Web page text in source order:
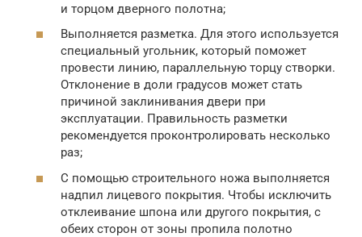
и торцом дверного полотна;
Выполняется разметка. Для этого используется
специальный угольник, который поможет
провести линию, параллельную торцу створки.
Отклонение в доли градусов может стать
причиной заклинивания двери при
эксплуатации. Правильность разметки
рекомендуется проконтролировать несколько
раз;
С помощью строительного ножа выполняется
надпил лицевого покрытия. Чтобы исключить
отклеивание шпона или другого покрытия, с
обеих сторон от зоны пропила полотно